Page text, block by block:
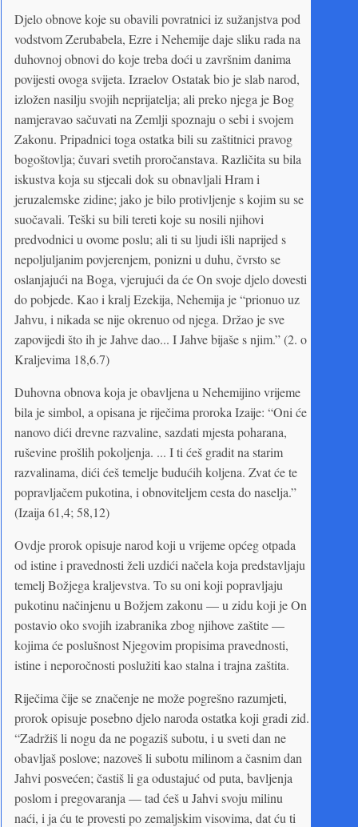
Djelo obnove koje su obavili povratnici iz sužanjstva pod
vodstvom Zerubabela, Ezre i Nehemije daje sliku rada na
duhovnoj obnovi do koje treba doći u završnim danima
povijesti ovoga svijeta. Izraelov Ostatak bio je slab narod,
izložen nasilju svojih neprijatelja; ali preko njega je Bog
namjeravao sačuvati na Zemlji spoznaju o sebi i svojem
Zakonu. Pripadnici toga ostatka bili su zaštitnici pravog
bogoštovlja; čuvari svetih proročanstava. Različita su bila
iskustva koja su stjecali dok su obnavljali Hram i
jeruzalemske zidine; jako je bilo protivljenje s kojim su se
suočavali. Teški su bili tereti koje su nosili njihovi
predvodnici u ovome poslu; ali ti su ljudi išli naprijed s
nepoljuljanim povjerenjem, ponizni u duhu, čvrsto se
oslanjajući na Boga, vjerujući da će On svoje djelo dovesti
do pobjede. Kao i kralj Ezekija, Nehemija je “prionuo uz
Jahvu, i nikada se nije okrenuo od njega. Držao je sve
zapovijedi što ih je Jahve dao... I Jahve bijaše s njim.” (2. o
Kraljevima 18,6.7)
Duhovna obnova koja je obavljena u Nehemijino vrijeme
bila je simbol, a opisana je riječima proroka Izaije: “Oni će
nanovo dići drevne razvaline, sazdati mjesta poharana,
ruševine prošlih pokoljenja. ... I ti ćeš gradit na starim
razvalinama, dići ćeš temelje budućih koljena. Zvat će te
popravljačem pukotina, i obnoviteljem cesta do naselja.”
(Izaija 61,4; 58,12)
Ovdje prorok opisuje narod koji u vrijeme općeg otpada
od istine i pravednosti želi uzdići načela koja predstavljaju
temelj Božjega kraljevstva. To su oni koji popravljaju
pukotinu načinjenu u Božjem zakonu — u zidu koji je On
postavio oko svojih izabranika zbog njihove zaštite —
kojima će poslušnost Njegovim propisima pravednosti,
istine i neporočnosti poslužiti kao stalna i trajna zaštita.
Riječima čije se značenje ne može pogrešno razumjeti,
prorok opisuje posebno djelo naroda ostatka koji gradi zid.
“Zadržiš li nogu da ne pogaziš subotu, i u sveti dan ne
obavljaš poslove; nazoveš li subotu milinom a časnim dan
Jahvi posvećen; častiš li ga odustajuć od puta, bavljenja
poslom i pregovaranja — tad ćeš u Jahvi svoju milinu
naći, i ja ću te provesti po zemaljskim visovima, dat ću ti